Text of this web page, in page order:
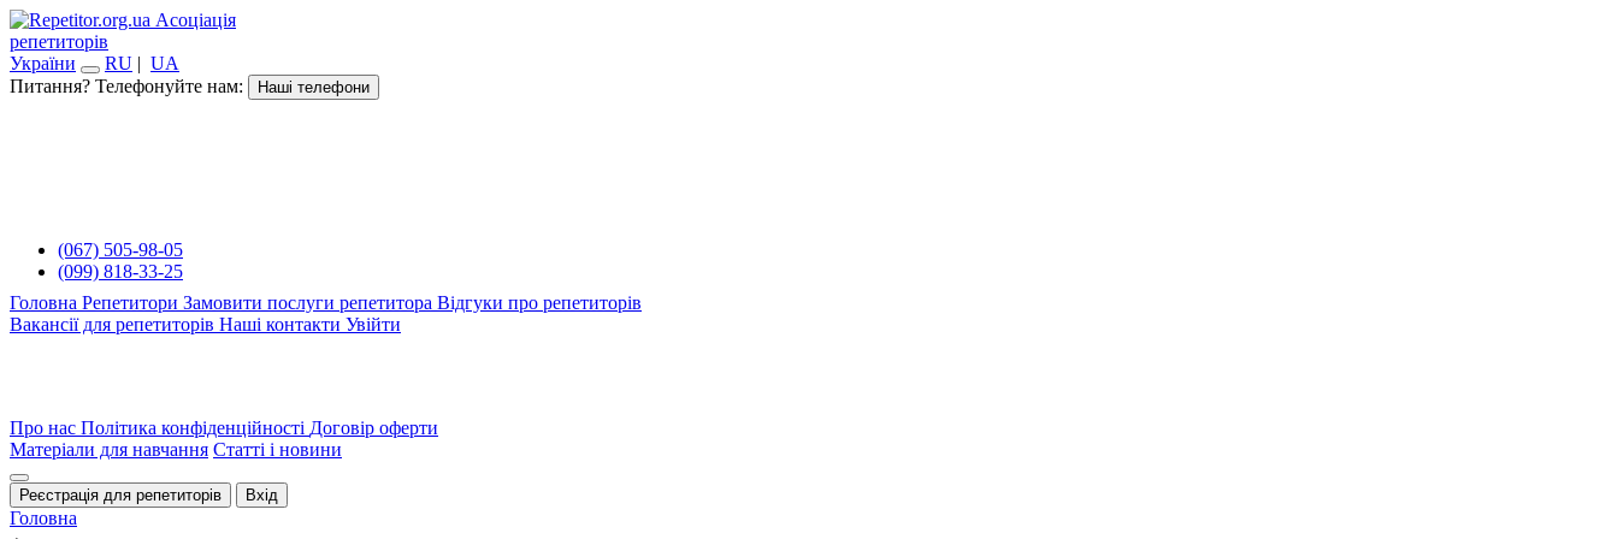
Асоціація
репетиторів
України
RU | UA
Питання? Телефонуйте нам:
Наші телефони
(067) 505-98-05
(099) 818-33-25
Головна Репетитори Замовити послуги репетитора Відгуки про репетиторів
Вакансії для репетиторів Наші контакти Увійти
Про нас Політика конфіденційності Договір оферти
Матеріали для навчання Статті і новини
Реєстрація для репетиторів Вхід
Головна